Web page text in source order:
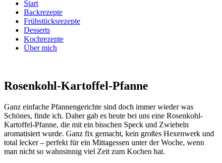
Start
Backrezepte
Frühstücksrezepte
Desserts
Kochrezepte
Über mich
Rosenkohl-Kartoffel-Pfanne
Ganz einfache Pfannengerichte sind doch immer wieder was
Schönes, finde ich. Daher gab es heute bei uns eine Rosenkohl-
Kartoffel-Pfanne, die mit ein bisschen Speck und Zwiebeln
aromatisiert wurde. Ganz fix gemacht, kein großes Hexenwerk und
total lecker – perfekt für ein Mittagessen unter der Woche, wenn
man nicht so wahnsinnig viel Zeit zum Kochen hat.